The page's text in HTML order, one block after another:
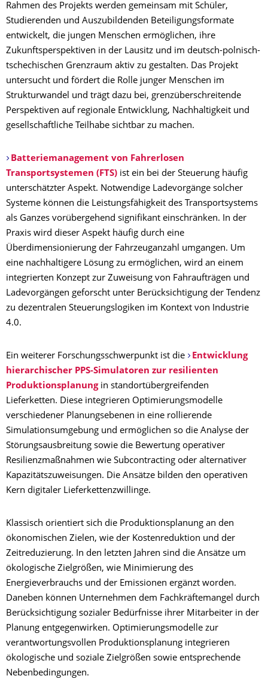
Rahmen des Projekts werden gemeinsam mit Schüler,
Studierenden und Auszubildenden Beteiligungsformate
entwickelt, die jungen Menschen ermöglichen, ihre
Zukunftsperspektiven in der Lausitz und im deutsch-polnisch-
tschechischen Grenzraum aktiv zu gestalten. Das Projekt
untersucht und fördert die Rolle junger Menschen im
Strukturwandel und trägt dazu bei, grenzüberschreitende
Perspektiven auf regionale Entwicklung, Nachhaltigkeit und
gesellschaftliche Teilhabe sichtbar zu machen.
Batteriemanagement von Fahrerlosen
Transportsystemen (FTS) ist ein bei der Steuerung häufig
unterschätzter Aspekt. Notwendige Ladevorgänge solcher
Systeme können die Leistungsfähigkeit des Transportsystems
als Ganzes vorübergehend signifikant einschränken. In der
Praxis wird dieser Aspekt häufig durch eine
Überdimensionierung der Fahrzeuganzahl umgangen. Um
eine nachhaltigere Lösung zu ermöglichen, wird an einem
integrierten Konzept zur Zuweisung von Fahraufträgen und
Ladevorgängen geforscht unter Berücksichtigung der Tendenz
zu dezentralen Steuerungslogiken im Kontext von Industrie
4.0.
Ein weiterer Forschungsschwerpunkt ist die
Entwicklung
hierarchischer PPS-Simulatoren zur resilienten
Produktionsplanungin standortübergreifenden
Lieferketten. Diese integrieren Optimierungsmodelle
verschiedener Planungsebenen in eine rollierende
Simulationsumgebung und ermöglichen so die Analyse der
Störungsausbreitung sowie die Bewertung operativer
Resilienzmaßnahmen wie Subcontracting oder alternativer
Kapazitätszuweisungen. Die Ansätze bilden den operativen
Kern digitaler Lieferkettenzwillinge.
Klassisch orientiert sich die Produktionsplanung an den
ökonomischen Zielen, wie der Kostenreduktion und der
Zeitreduzierung. In den letzten Jahren sind die Ansätze um
ökologische Zielgrößen, wie Minimierung des
Energieverbrauchs und der Emissionen ergänzt worden.
Daneben können Unternehmen dem Fachkräftemangel durch
Berücksichtigung sozialer Bedürfnisse ihrer Mitarbeiter in der
Planung entgegenwirken. Optimierungsmodelle zur
verantwortungsvollen Produktionsplanung integrieren
ökologische und soziale Zielgrößen sowie entsprechende
Nebenbedingungen.